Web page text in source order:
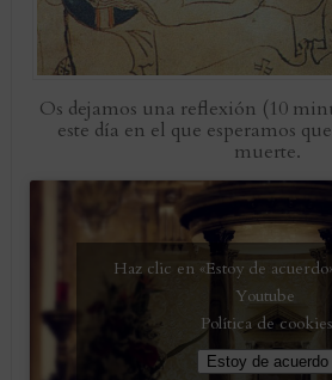
Os dejamos una reflexión (10
este día en el que esperamos
muerte.
Haz clic en «Estoy de
Youtube
Política de cookies
Estoy de acuerdo